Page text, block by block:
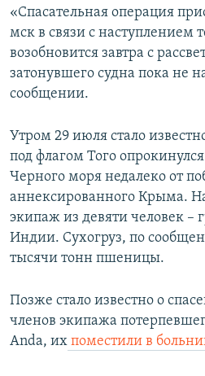
КРЫМ.НЕПОКОРЕННЫЙ
ELIFBE
УКРАИНСКАЯ ПРОБЛЕМА КРЫМА
Все сайты RFE/RL
«Спасательная операция
мск в связи с наступлением
возобновится завтра с
затонувшего судна пока не
сообщении.
Утром 29 июля стало
под флагом Того
Черного моря недалеко от
аннексированного Крыма.
экипаж из девяти человек
Индии. Сухогруз, по
тысячи тонн пшеницы.
Позже стало известно о
членов экипажа
Anda, их поместили в